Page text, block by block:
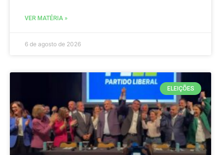
VER MATÉRIA »
6 de agosto de 2026
ELEIÇÕES